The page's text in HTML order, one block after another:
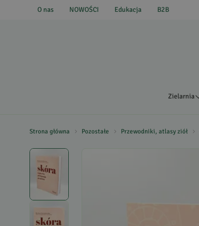
O nas NOWOŚCI Edukacja B2B
Zielarnia
Strona główna Pozostałe Przewodniki, atlasy ziół